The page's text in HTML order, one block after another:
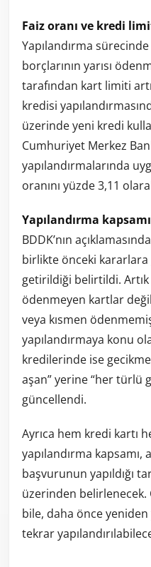
Faiz oranı ve kredi
Yapılandırma
borçlarının yarısı
tarafından kart limiti
kredisi
üzerinde yeni kredi
Cumhuriyet Merkez
yapılandırmalarında
oranını yüzde 3,11
Yapılandırma
BDDK’nın
birlikte önceki
getirildiği belirtildi. Artık
ödenmeyen kartlar
veya kısmen
yapılandırmaya konu
kredilerinde ise
aşan” yerine “her türlü
güncellendi.
Ayrıca hem kredi kartı
yapılandırma
başvurunun yapıldığı
üzerinden
bile, daha önce yeniden
tekrar